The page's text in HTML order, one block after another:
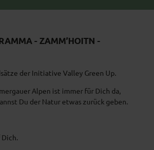
- ZAMM’HOITN -
der Initiative Valley Green Up.
Alpen ist immer für Dich da,
Du der Natur etwas zurück geben.